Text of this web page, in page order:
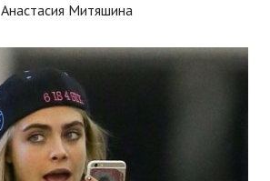
Анастасия Митяшина